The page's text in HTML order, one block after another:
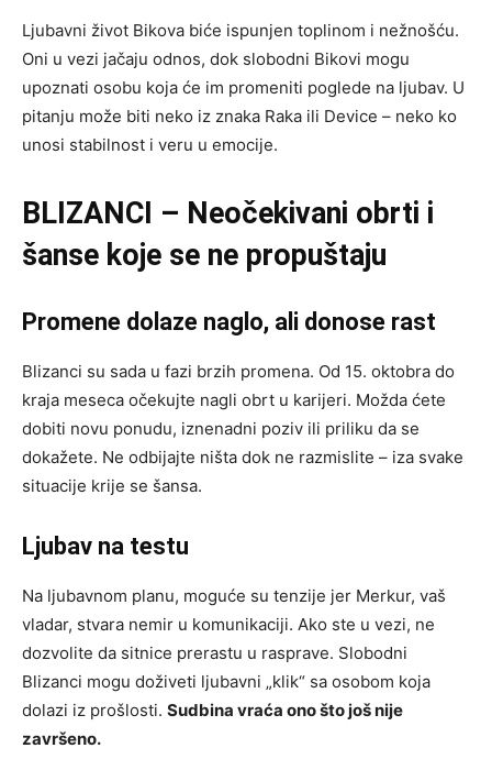
Ljubavni život Bikova biće ispunjen toplinom i nežnošću.
Oni u vezi jačaju odnos, dok slobodni Bikovi mogu
upoznati osobu koja će im promeniti poglede na ljubav. U
pitanju može biti neko iz znaka Raka ili Device – neko ko
unosi stabilnost i veru u emocije.
BLIZANCI – Neočekivani obrti i
šanse koje se ne propuštaju
Promene dolaze naglo, ali donose rast
Blizanci su sada u fazi brzih promena. Od 15. oktobra do
kraja meseca očekujte nagli obrt u karijeri. Možda ćete
dobiti novu ponudu, iznenadni poziv ili priliku da se
dokažete. Ne odbijajte ništa dok ne razmislite – iza svake
situacije krije se šansa.
Ljubav na testu
Na ljubavnom planu, moguće su tenzije jer Merkur, vaš
vladar, stvara nemir u komunikaciji. Ako ste u vezi, ne
dozvolite da sitnice prerastu u rasprave. Slobodni
Blizanci mogu doživeti ljubavni „klik“ sa osobom koja
dolazi iz prošlosti. Sudbina vraća ono što još nije
završeno.